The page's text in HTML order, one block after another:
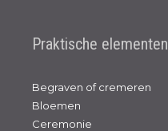
Praktische elementen
Begraven of cremeren
Bloemen
Ceremonie